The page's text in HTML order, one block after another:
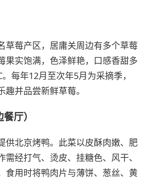
草莓产区，居庸关周边有多个草莓
果实饱满，色泽鲜艳，口感香甜多
每年12月至次年5月为采摘季，
趣并品尝新鲜草莓。
厅）
供北京烤鸭。此菜以皮酥肉嫩、肥
需经打气、烫皮、挂糖色、风干、
食用时将鸭肉片与薄饼、葱丝、黄